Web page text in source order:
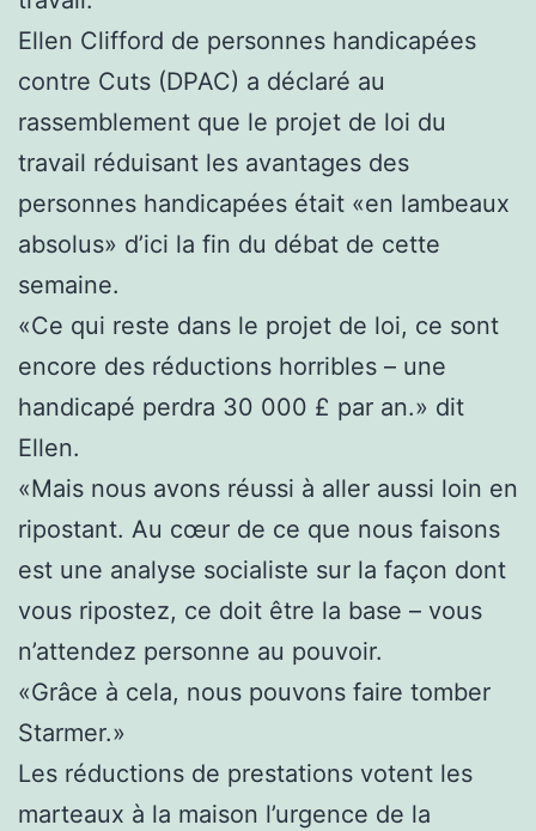
Ellen Clifford de personnes handicapées
contre Cuts (DPAC) a déclaré au
rassemblement que le projet de loi du
travail réduisant les avantages des
personnes handicapées était «en lambeaux
absolus» d’ici la fin du débat de cette
semaine.
«Ce qui reste dans le projet de loi, ce sont
encore des réductions horribles – une
handicapé perdra 30 000 £ par an.» dit
Ellen.
«Mais nous avons réussi à aller aussi loin en
ripostant. Au cœur de ce que nous faisons
est une analyse socialiste sur la façon dont
vous ripostez, ce doit être la base – vous
n’attendez personne au pouvoir.
«Grâce à cela, nous pouvons faire tomber
Starmer.»
Les réductions de prestations votent les
marteaux à la maison l’urgence de la